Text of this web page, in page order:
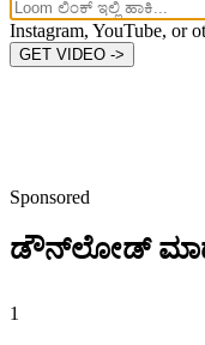
Instagram, YouTube, or
GET VIDEO ->
Sponsored
ಡೌನ್‌ಲೋಡ್
1